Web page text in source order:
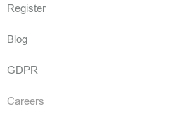
Register
Blog
GDPR
Careers